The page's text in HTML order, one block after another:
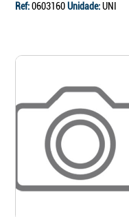
Ref:0603160Unidade:UNI